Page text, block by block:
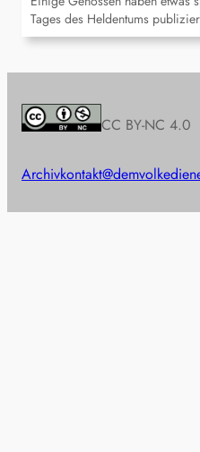
Tages des Heldentums
CC BY-NC 4.0
Archiv